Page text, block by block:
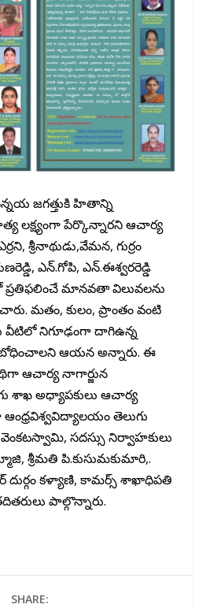
జగత్తుకి హితాన్ని
లక్ష్యంగా పేర్కొన్నారని ఆచార్య
శ్రీనాథుడు,వేమన, గుర్రం
ఎన్.గోపి, ఎన్.ఈశ్వరరెడ్డి
మానవతా విలువలను
మతం, కులం, ప్రాంతం వంటి
వీటిలో నిగూఢంగా దాగిఉన్న
ఆయన అన్నారు. ఈ
ఆచార్య నాగార్జున
శాఖ అధ్యాపకులు ఆచార్య
తెలుగు
సదస్సు నిర్వాహకులు
శ్రీమతి పి.కుసుమకుమారి,.
దుర్గం కళ్యాణి, కామర్స్ శాఖాధిపతి
పాల్గొన్నారు.
SHARE: